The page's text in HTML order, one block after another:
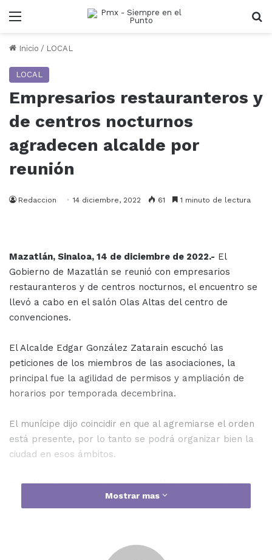
Menu
Inicio / LOCAL
LOCAL
Empresarios restauranteros y
de centros nocturnos
agradecen alcalde por
reunión
Redaccion 14 diciembre, 2022 61 1 minuto de lectura
Mazatlán, Sinaloa, 14 de diciembre de 2022.- El
Gobierno de Mazatlán se reunió con empresarios
restauranteros y de centros nocturnos, el encuentro se
llevó a cabo en el salón Olas Altas del centro de
convenciones.
El Alcalde Edgar González Zatarain escuchó las
peticiones de los miembros de las asociaciones, la
principal fue la agilidad de permisos y ampliación de
horarios por temporada decembrina.
El munícipe dijo coincidir en que al agremiarse el orden
está presente, por lo tanto se podrá organizar bien la
ciudad en esos ámbitos.
González Zatarain se comprometió a simplificar los
trámites, pues en el pasado había cartas de factibilidad
Mostrar mas